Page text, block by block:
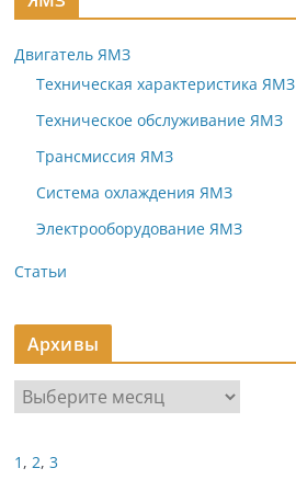
Двигатель ЯМЗ
Техническая характеристика ЯМЗ
Техническое обслуживание ЯМЗ
Трансмиссия ЯМЗ
Система охлаждения ЯМЗ
Электрооборудование ЯМЗ
Статьи
Архивы
р
и
1 , 2, 3